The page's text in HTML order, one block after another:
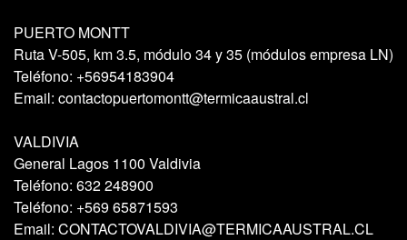
PUERTO MONTT
Ruta V-505, km 3.5, módulo 34 y 35 (módulos empresa LN)
Teléfono: +56954183904
Email: contactopuertomontt@termicaaustral.cl
VALDIVIA
General Lagos 1100 Valdivia
Teléfono: 632 248900
Teléfono: +569 65871593
Email: CONTACTOVALDIVIA@TERMICAAUSTRAL.CL